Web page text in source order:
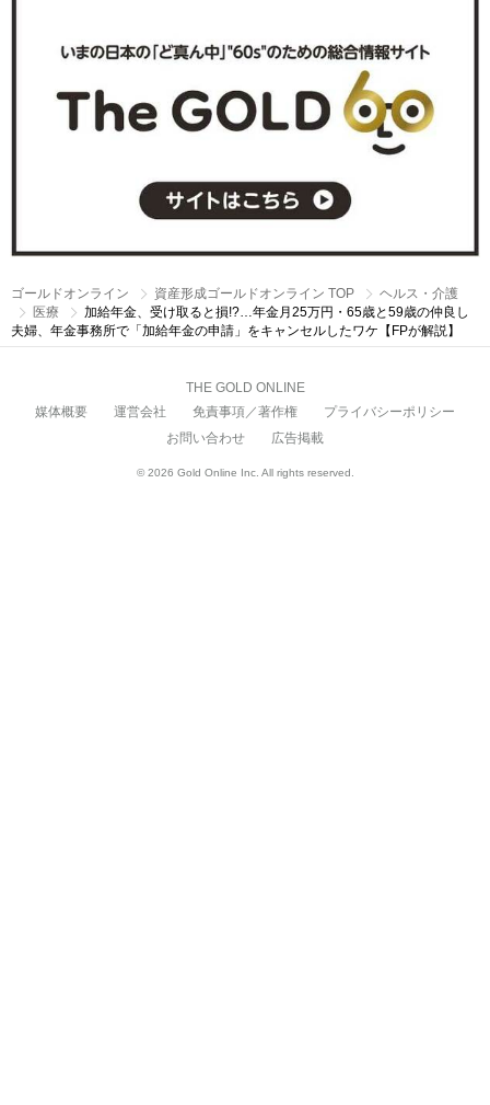
ゴールドオンライン 資産形成ゴールドオンライン TOP
ヘルス・介護
医療
加給年金、受け取ると損!?…年金月25万円・65歳と59歳の仲良し
夫婦、年金事務所で「加給年金の申請」をキャンセルしたワケ【FPが解説】
THE GOLD ONLINE
媒体概要
運営会社 免責事項／著作権
プライバシーポリシー
お問い合わせ
広告掲載
© 2026 Gold Online Inc. All rights reserved.